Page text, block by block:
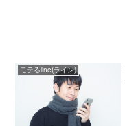
モテるline(ライン)